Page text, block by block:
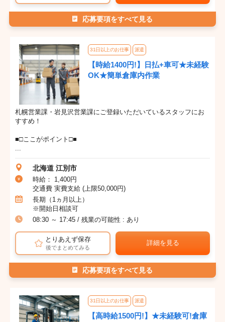
応募要項をすべて見る
31日以上のお仕事 派遣
【時給1400円!】日払+車可★未経験
OK★簡単倉庫内作業
札幌営業課・岩見沢営業課にご登録いただいているスタッフにお
すすめ！
■□ここがポイント□■
北海道 江別市
時給： 1,400円
交通費 実費支給 (上限50,000円)
長期（1ヵ月以上）
※開始日相談可
08:30 ～ 17:45 / 残業の可能性 : あり
とりあえず保存
後でまとめてみる
詳細を見る
応募要項をすべて見る
31日以上のお仕事 派遣
【高時給1500円!】★未経験可!倉庫